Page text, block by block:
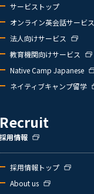
サービストップ
オンライン英会話サービス
法人向けサービス
教育機関向けサービス
Native Camp Japanese
ネイティブキャンプ留学
Recruit
採用情報
採用情報トップ
About us